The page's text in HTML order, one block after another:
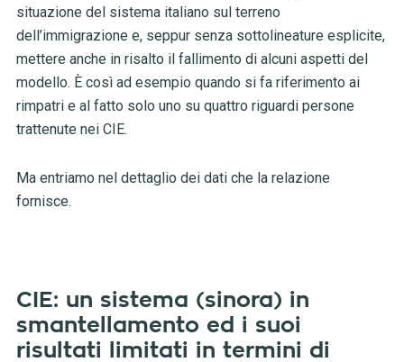
situazione del sistema italiano sul terreno
dell’immigrazione e, seppur senza sottolineature esplicite,
mettere anche in risalto il fallimento di alcuni aspetti del
modello. È così ad esempio quando si fa riferimento ai
rimpatri e al fatto solo uno su quattro riguardi persone
trattenute nei CIE.
Ma entriamo nel dettaglio dei dati che la relazione
fornisce.
CIE: un sistema (sinora) in
smantellamento ed i suoi
risultati limitati in termini di